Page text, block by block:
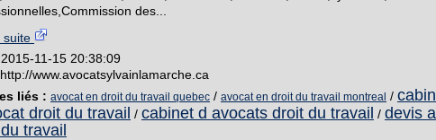
des...
suite
2015-11-15 20:38:09
http://www.avocatsylvainlamarche.ca
liés : avocat en droit du travail quebec / avocat en droit du travail montreal /
droit du travail / cabinet d avocats droit du travail / devis
travail